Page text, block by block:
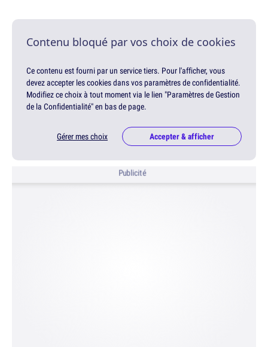
Contenu bloqué par vos choix de cookies
Ce contenu est fourni par un service tiers. Pour l'afficher, vous
devez accepter les cookies dans vos paramètres de confidentialité.
Modifiez ce choix à tout moment via le lien "Paramètres de Gestion
de la Confidentialité" en bas de page.
Gérer mes choix Accepter & afficher
Publicité